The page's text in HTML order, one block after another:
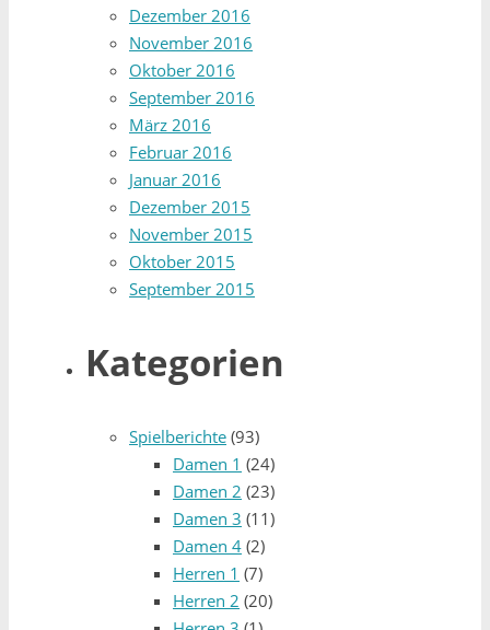
Dezember 2016
November 2016
Oktober 2016
September 2016
März 2016
Februar 2016
Januar 2016
Dezember 2015
November 2015
Oktober 2015
September 2015
Kategorien
Spielberichte (93)
Damen 1 (24)
Damen 2 (23)
Damen 3 (11)
Damen 4 (2)
Herren 1 (7)
Herren 2 (20)